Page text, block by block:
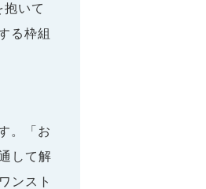
抱いて
る枠組
。「お
して解
ンスト